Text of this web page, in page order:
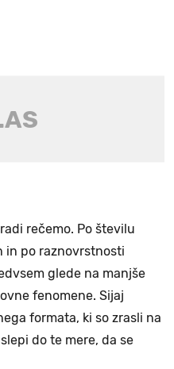
rečemo. Po številu
in po raznovrstnosti
glede na manjše
fenomene. Sijaj
formata, ki so zrasli na
do te mere, da se